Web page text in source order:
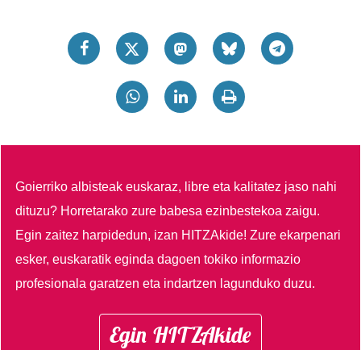
Goierriko albisteak euskaraz, libre eta kalitatez jaso nahi
dituzu? Horretarako zure babesa ezinbestekoa zaigu.
Egin zaitez harpidedun, izan HITZAkide!Zure ekarpenari
esker, euskaratik eginda dagoen tokiko informazio
profesionala garatzen eta indartzen lagunduko duzu.
Egin HITZAkide